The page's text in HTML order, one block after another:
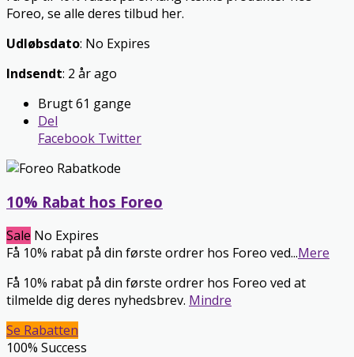
Foreo, se alle deres tilbud her.
Udløbsdato: No Expires
Indsendt: 2 år ago
Brugt 61 gange
Del
Facebook Twitter
10% Rabat hos Foreo
Sale No Expires
Få 10% rabat på din første ordrer hos Foreo ved...Mere
Få 10% rabat på din første ordrer hos Foreo ved at
tilmelde dig deres nyhedsbrev. Mindre
Se Rabatten
100% Success